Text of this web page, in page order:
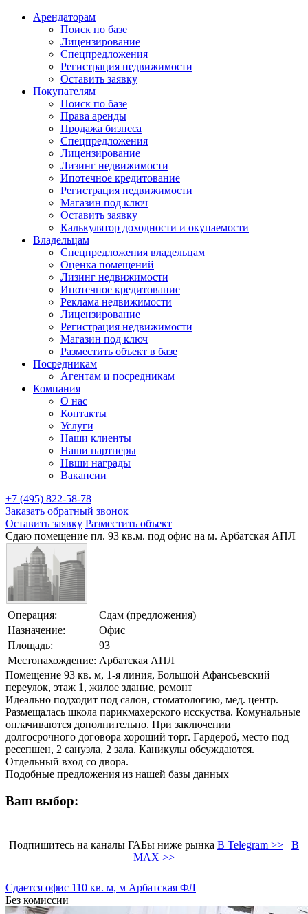
Арендаторам
Поиск по базе
Лицензирование
Спецпредложения
Регистрация недвижимости
Оставить заявку
Покупателям
Поиск по базе
Права аренды
Продажа бизнеса
Спецпредложения
Лицензирование
Лизинг недвижимости
Ипотечное кредитование
Регистрация недвижимости
Магазин под ключ
Оставить заявку
Калькулятор доходности и окупаемости
Владельцам
Спецпредложения владельцам
Оценка помещений
Лизинг недвижимости
Ипотечное кредитование
Реклама недвижимости
Лицензирование
Регистрация недвижимости
Магазин под ключ
Разместить объект в базе
Посредникам
Агентам и посредникам
Компания
О нас
Контакты
Услуги
Наши клиенты
Наши партнеры
Нвши награды
Вакансии
+7 (495) 822-58-78
Заказать обратный звонок
Оставить заявку Разместить объект
Сдаю помещение пл. 93 кв.м. под офис на м. Арбатская АПЛ
Операция:
Сдам (предложения)
Назначение:
Офис
Площадь:
93
Местонахождение: Арбатская АПЛ
Помещение 93 кв. м, 1-я линия, Большой Афансьевский
переулок, этаж 1, жилое здание, ремонт
Идеально подходит под салон, стоматологию, мед. центр.
Размещалась школа парикмахерского исскуства. Комунальные
оплачиваются дополнительно. При заключении
долгосрочного договора хороший торг. Гардероб, место под
ресепшен, 2 санузла, 2 зала. Каникулы обсуждаются.
Отдельный вход со двора.
Подобные предложения из нашей базы данных
Ваш выбор:
Подпишитесь на каналы ГАБы ниже рынка В Telegram >>
В
MAX >>
Сдается офис 110 кв. м, м Арбатская ФЛ
Без комиссии